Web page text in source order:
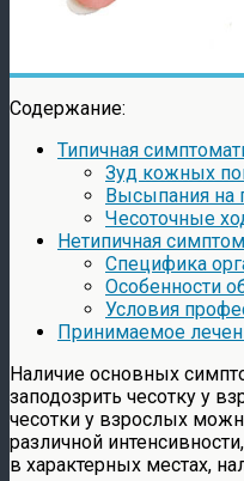
Содержание:
Типичная
Зуд кожных
Высыпания на
Чесоточные
Нетипичная
Специфика
Особенности
Условия
Принимаемое
Наличие основных
заподозрить чесотку у
чесотки у взрослых
различной
в характерных местах,